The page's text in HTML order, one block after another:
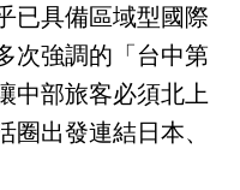
已具備區域型國際
次強調的「台中第
中部旅客必須北上
圈出發連結日本、